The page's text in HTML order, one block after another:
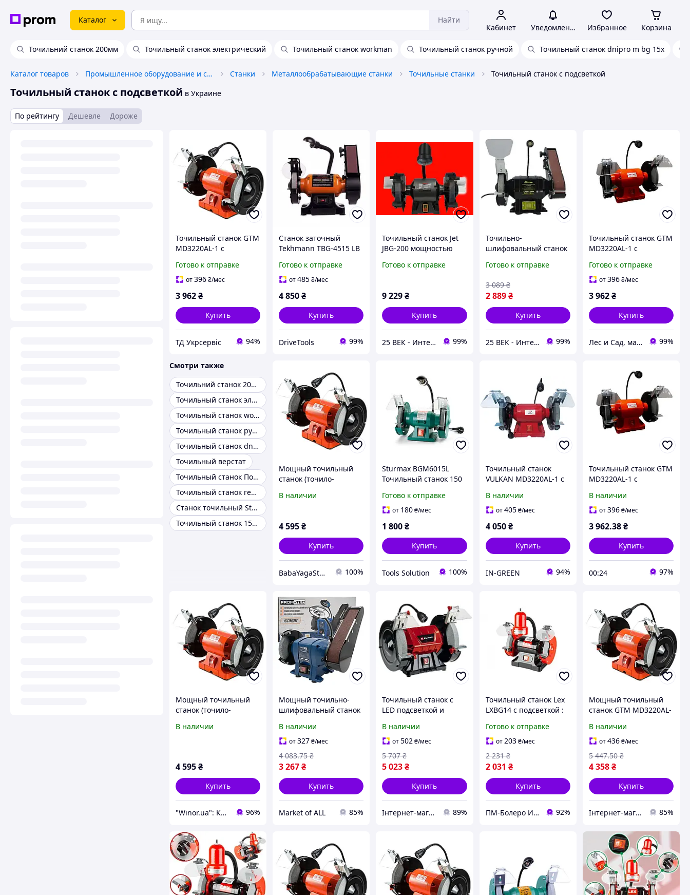
Каталог Найти
Кабинет Уведомления Избранное Корзина
Точильний станок 200мм Точильный станок электрический Точильный станок workman Точильный станок ручной Точильный станок dnipro m bg 15x
Каталог товаров Промышленное оборудование и станки Станки Металлообрабатывающие станки Точильные станки Точильный станок с подсветкой
Точильный станок с подсветкой в Украине
По рейтингу Дешевле Дороже
Точильный станок GTM
MD3220AL-1 с
Готово к отправке
от396₴/мес
3 962₴
Купить
ТД Укрсервіс 94%
Станок заточный
Tekhmann TBG-4515 LB
точильный станок с
подсветкой и кругом
Готово к отправке
от485₴/мес
4 850₴
Купить
DriveTools 99%
Точильный станок Jet
JBG-200 мощностью
Готово к отправке
9 229₴
Купить
25 ВЕК - Интернет-Магазин: электрический, бензиновый, аккумуляторный инструмент и строительство. 99%
Точильно-
шлифовальный станок
подсветкой
Готово к отправке
2 889 ₴
3 089 ₴
Купить
25 ВЕК - Интернет-Магазин: электрический, бензиновый, аккумуляторный инструмент и строительство. 99%
Точильный станок GTM
MD3220AL-1 с
Готово к отправке
от396₴/мес
3 962₴
Купить
Лес и Сад, магазин инструментов и садово-парковой техники 99%
Смотри также
Точильний станок 200мм
Точильный станок электрический
Точильный станок workman
Точильный станок ручной
Точильный станок dnipro m bg 15x
Точильный верстат
Точильный станок Польша
Точильный станок германия
Станок точильный Stanley
Точильный станок 150 мм workman rbg625a
Мощный точильный
станок (точило-
MD3220AL-1 с
(17514) BYS26
В наличии
4 595₴
Купить
BabaYagaStore 100%
Sturmax BGM6015L
Точильный станок 150
Готово к отправке
от 180₴/мес
1 800₴
Купить
Tools Solution 100%
Точильный станок
VULKAN MD3220AL-1 с
В наличии
от405 ₴/мес
4 050 ₴
Купить
IN-GREEN 94%
Точильный станок GTM
MD3220AL-1 с
В наличии
от396₴/мес
3 962.38₴
Купить
00:24 97%
Мощный точильный
станок (точило-
MD3220AL-1 с
В наличии
4 595₴
Купить
"Winor.ua": Комфортный шоппинг 24/7! 96%
Мощный точильно-
шлифовальный станок
250 Вт с LED
подсветкой для
В наличии
от327₴/мес
3 267₴
4 083.75 ₴
Купить
Market of ALL 85%
Точильный станок с
LED подсветкой и
Einhell TC-BG 200 L 185
Вт
В наличии
от502 ₴/мес
5 023₴
5 707 ₴
Купить
Інтернет-магазин OK Shop 89%
Точильный станок Lex
LXBG14 с подсветкой :
мес
Готово к отправке
от 203 ₴/мес
2 031 ₴
2 231 ₴
Купить
ПМ-Болеро Инструмент 92%
Мощный точильный
станок GTM MD3220AL-
для заточки и
шлифовки
В наличии
от436₴/мес
4 358₴
5 447.50 ₴
Купить
Інтернет-магазин SALE TOOLS 85%